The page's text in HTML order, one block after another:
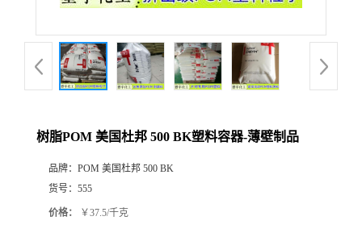
树脂POM 美国杜邦 500 BK塑料容器-薄壁制品
品牌： POM 美国杜邦 500 BK
货号： 555
价格： ￥37.5/千克